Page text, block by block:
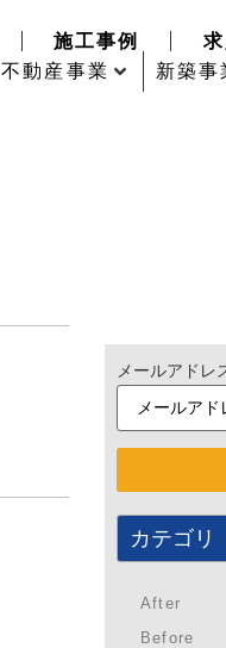
施工事例
不動産事業 新築事
メールアドレ
カテゴリ
After
Before